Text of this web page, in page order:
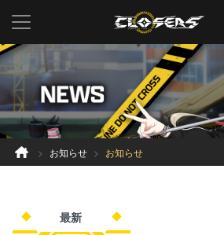
お知らせ お知らせ
最新